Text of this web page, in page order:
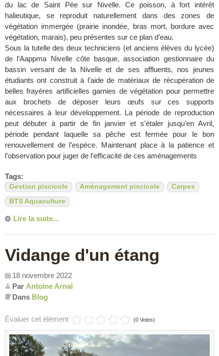
du lac de Saint Pée sur Nivelle. Ce poisson, à fort intérêt
halieutique, se reproduit naturellement dans des zones de
végétation immergée (prairie inondée, bras mort, bordure avec
végétation, marais), peu présentes sur ce plan d’eau.
Sous la tutelle des deux techniciens (et anciens élèves du lycée)
de l’Aappma Nivelle côte basque, association gestionnaire du
bassin versant de la Nivelle et de ses affluents, nos jeunes
étudiants ont construit à l’aide de matériaux de récupération de
belles frayères artificielles garnies de végétation pour permettre
aux brochets de déposer leurs œufs sur ces supports
nécessaires à leur développement. La période de reproduction
peut débuter à partir de fin janvier et s’étaler jusqu’en Avril,
période pendant laquelle sa pêche est fermée pour le bon
renouvellement de l’espèce. Maintenant place à la patience et
l’observation pour juger de l’efficacité de ces aménagements
Tags:
Gestion piscicole Aménagement piscicole
Carpes
BTS Aquaculture
Lire la suite...
Vidange d'un étang
18 novembre 2022
Par Antoine Arnal
Dans Blog
Évaluer cet élément (0 Votes)